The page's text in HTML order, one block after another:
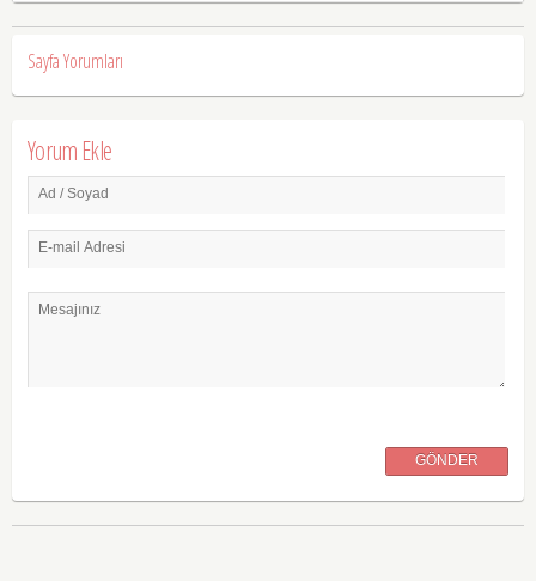
Sayfa Yorumları
Yorum Ekle
Ad / Soyad
E-mail Adresi
Mesajınız
GÖNDER